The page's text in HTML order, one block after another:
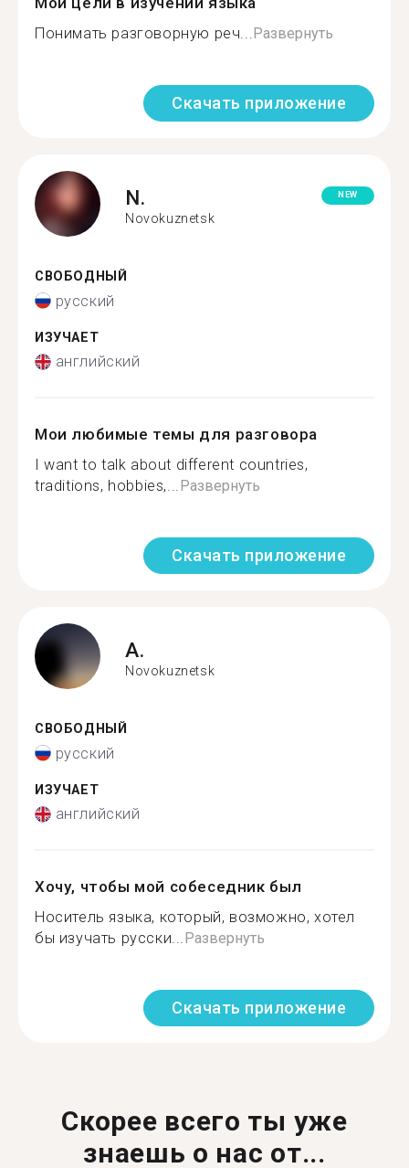
Понимать разговорную реч...Развернуть
Скачать приложение
N.
Novokuznetsk
NEW
СВОБОДНЫЙ
русский
ИЗУЧАЕТ
английский
Мои любимые темы для разговора
I want to talk about different countries,
traditions, hobbies,...Развернуть
Скачать приложение
A.
Novokuznetsk
СВОБОДНЫЙ
русский
ИЗУЧАЕТ
английский
Хочу, чтобы мой собеседник был
Носитель языка, который, возможно, хотел
бы изучать русски...Развернуть
Скачать приложение
Скорее всего ты уже
знаешь о нас от...